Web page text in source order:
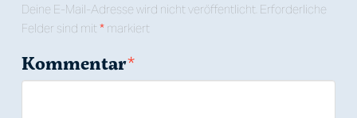
Deine E-Mail-Adresse wird nicht veröffentlicht. Erforderliche
Felder sind mit *markiert
Kommentar*